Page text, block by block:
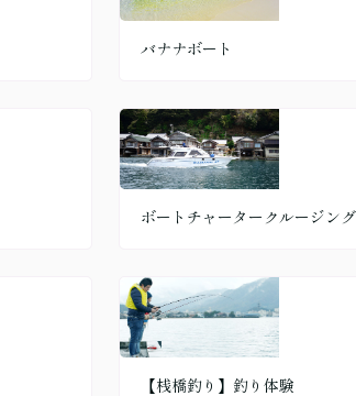
バナナボート
ボートチャータークルージング
【桟橋釣り】釣り体験